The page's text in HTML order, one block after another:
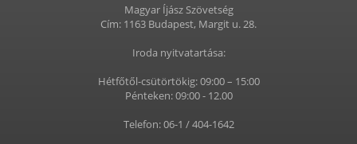
Magyar Íjász Szövetség
Cím: 1163 Budapest, Margit u. 28.
Iroda nyitvatartása:
Hétfőtől-csütörtökig: 09:00 – 15:00
Pénteken: 09:00 - 12.00
Telefon: 06-1 / 404-1642